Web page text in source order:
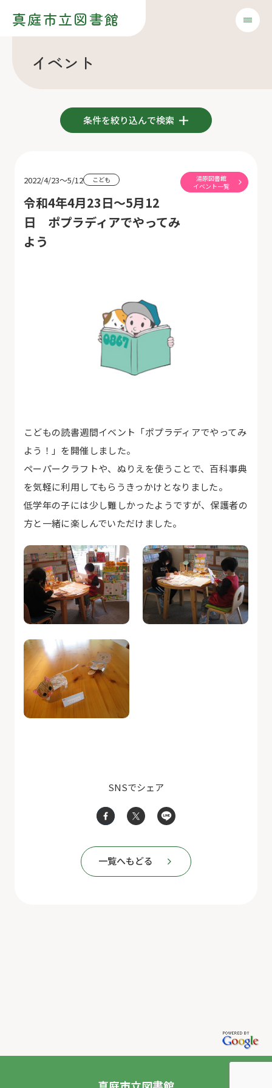
真庭市立図書館
イベント
条件を絞り込んで検索
2022/4/23～5/12 こども
令和4年4月23日～5月12
日 ポプラディアでやってみ
よう
湯原図書館
イベント一覧
こどもの読書週間イベント「ポプラディアでやってみ
よう！」を開催しました。
ペーパークラフトや、ぬりえを使うことで、百科事典
を気軽に利用してもらうきっかけとなりました。
低学年の子には少し難しかったようですが、保護者の
方と一緒に楽しんでいただけました。
SNSでシェア
一覧へもどる